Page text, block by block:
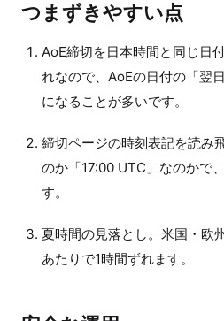
つまずきやすい点
AoE締切を日本時間と同じ日
れなので、AoEの日付の「翌
になることが多いです。
締切ページの時刻表記を読み
のか「17:00 UTC」なのかで
す。
夏時間の見落とし。米国・欧
あたりで1時間ずれます。